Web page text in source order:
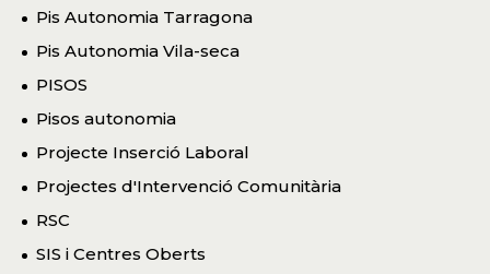
Pis Autonomia Tarragona
Pis Autonomia Vila-seca
PISOS
Pisos autonomia
Projecte Inserció Laboral
Projectes d'Intervenció Comunitària
RSC
SIS i Centres Oberts